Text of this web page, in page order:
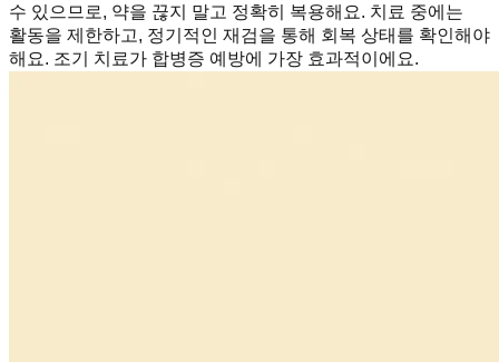
수 있으므로, 약을 끊지 말고 정확히 복용해요. 치료 중에는
활동을 제한하고, 정기적인 재검을 통해 회복 상태를 확인해야
해요. 조기 치료가 합병증 예방에 가장 효과적이에요.